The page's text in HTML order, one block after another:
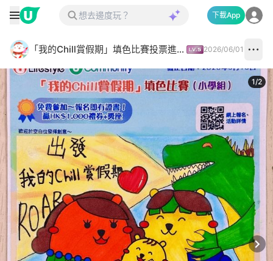
下載App
「我的Chill賞假期」填色比賽投票進行中✅ 2026/06/01
1/2